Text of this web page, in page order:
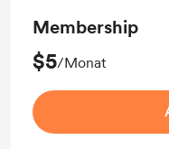
Membership
$5/Monat